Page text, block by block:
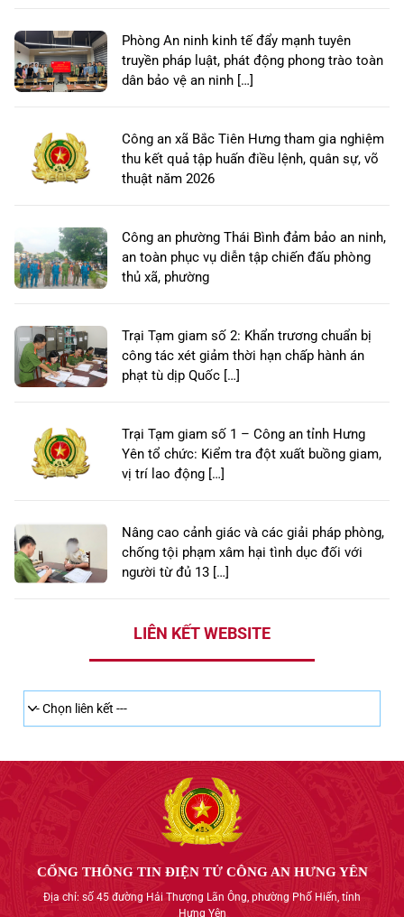
Phòng An ninh kinh tế đẩy mạnh tuyên
truyền pháp luật, phát động phong trào toàn
dân bảo vệ an ninh […]
Công an xã Bắc Tiên Hưng tham gia nghiệm
thu kết quả tập huấn điều lệnh, quân sự, võ
thuật năm 2026
Công an phường Thái Bình đảm bảo an ninh,
an toàn phục vụ diễn tập chiến đấu phòng
thủ xã, phường
Trại Tạm giam số 2: Khẩn trương chuẩn bị
công tác xét giảm thời hạn chấp hành án
phạt tù dịp Quốc […]
Trại Tạm giam số 1 – Công an tỉnh Hưng
Yên tổ chức: Kiểm tra đột xuất buồng giam,
vị trí lao động […]
Nâng cao cảnh giác và các giải pháp phòng,
chống tội phạm xâm hại tình dục đối với
người từ đủ 13 […]
LIÊN KẾT WEBSITE
CỔNG THÔNG TIN ĐIỆN TỬ CÔNG AN HƯNG YÊN
Địa chỉ: số 45 đường Hải Thượng Lãn Ông, phường Phố Hiến, tỉnh
Hưng Yên